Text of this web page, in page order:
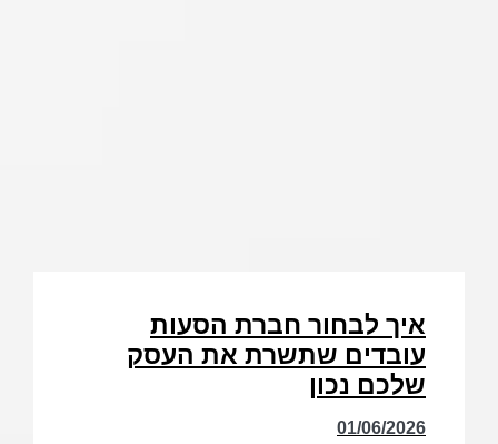
איך לבחור חברת הסעות
עובדים שתשרת את העסק
שלכם נכון
01/06/2026